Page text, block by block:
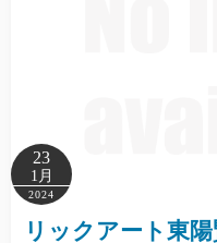
23
1月
2024
リックアート東